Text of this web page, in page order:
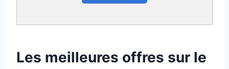
Les meilleures offres sur le